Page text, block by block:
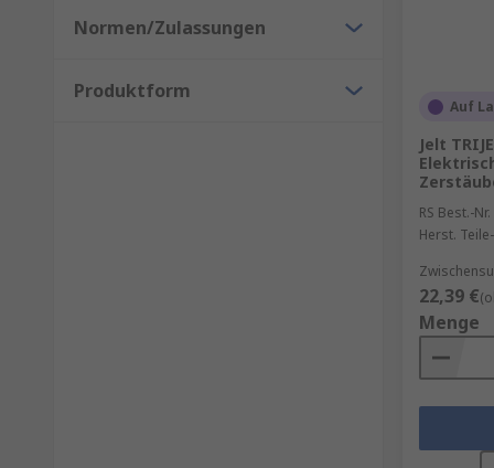
Normen/Zulassungen
Produktform
Auf
Jelt
RS Best.-Nr.
Herst.
22,39 €
Menge